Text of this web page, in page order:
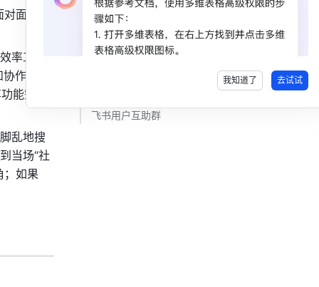
我知道了 去试试
面”的特
率工具
作突破
能完美
乱地搜
当场“社
；如果
便捷搜索文件，开会得心应手​
隐私保护持续升级，共享就要随心所欲​
修改文档无需等待，“穿屏协作”重磅来袭​
飞书用户互助群​